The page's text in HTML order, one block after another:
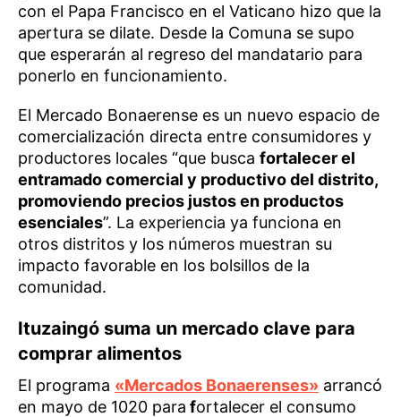
con el Papa Francisco en el Vaticano hizo que la
apertura se dilate. Desde la Comuna se supo
que esperarán al regreso del mandatario para
ponerlo en funcionamiento.
El Mercado Bonaerense es un nuevo espacio de
comercialización directa entre consumidores y
productores locales “que busca fortalecer el
entramado comercial y productivo del distrito,
promoviendo precios justos en productos
esenciales”. La experiencia ya funciona en
otros distritos y los números muestran su
impacto favorable en los bolsillos de la
comunidad.
Ituzaingó suma un mercado clave para
comprar alimentos
El programa «Mercados Bonaerenses» arrancó
en mayo de 1020 para fortalecer el consumo